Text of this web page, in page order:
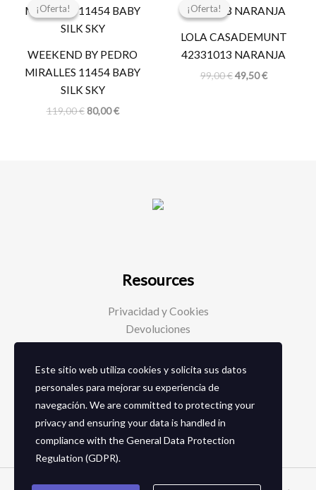
¡Oferta!
¡Oferta!
WEEKEND BY PEDRO
MIRALLES 11454 BABY
SILK SKY
119,00€
original
era:
80,00€
actual
¡Oferta!
¡Oferta!
LOLA CASADEMUNT
42331013 NARANJA
99,00€
original
99,00 €.
49,50€
actual
49,50 €.
Resources
Privacidad y Cookies
Devoluciones
Social Media
Facebook
Instagram
Este sitio web utiliza cookies y solicita sus datos
personales para mejorar su experiencia de
navegación. We are committed to protecting your
privacy and ensuring your data is handled in
compliance with theGeneral Data Protection
Regulation (GDPR).